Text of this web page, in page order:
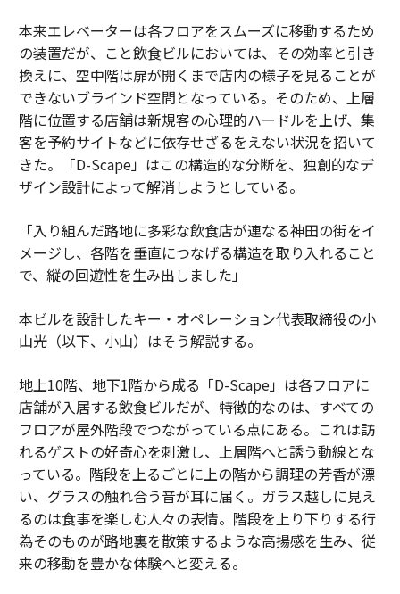
本来エレベーターは各フロアをスムーズに移動するため
の装置だが、こと飲食ビルにおいては、その効率と引き
換えに、空中階は扉が開くまで店内の様子を見ることが
できないブラインド空間となっている。そのため、上層
階に位置する店舗は新規客の心理的ハードルを上げ、集
客を予約サイトなどに依存せざるをえない状況を招いて
きた。「D-Scape」はこの構造的な分断を、独創的なデ
ザイン設計によって解消しようとしている。
「入り組んだ路地に多彩な飲食店が連なる神田の街をイ
メージし、各階を垂直につなげる構造を取り入れること
で、縦の回遊性を生み出しました」
本ビルを設計したキー・オペレーション代表取締役の小
山光（以下、小山）はそう解説する。
地上10階、地下1階から成る「D-Scape」は各フロアに
店舗が入居する飲食ビルだが、特徴的なのは、すべての
フロアが屋外階段でつながっている点にある。これは訪
れるゲストの好奇心を刺激し、上層階へと誘う動線とな
っている。階段を上るごとに上の階から調理の芳香が漂
い、グラスの触れ合う音が耳に届く。ガラス越しに見え
るのは食事を楽しむ人々の表情。階段を上り下りする行
為そのものが路地裏を散策するような高揚感を生み、従
来の移動を豊かな体験へと変える。